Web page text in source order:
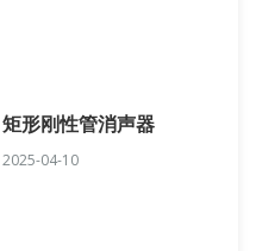
矩形刚性管消声器
2025-04-10